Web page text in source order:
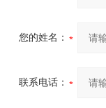
您的姓名：
联系电话：